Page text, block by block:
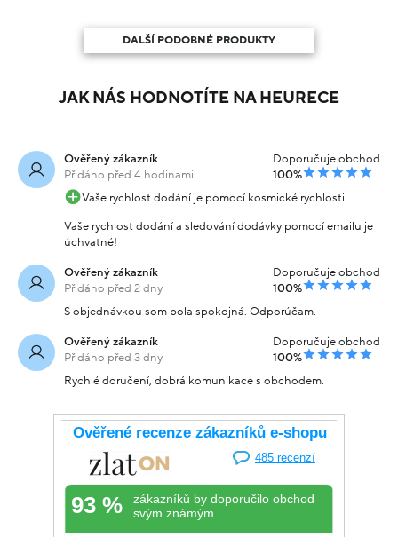
DALŠÍ PODOBNÉ PRODUKTY
JAK NÁS HODNOTÍTE NA HEURECE
Ověřený zákazník
Přidáno před 4 hodinami
Doporučuje obchod
100%
Vaše rychlost dodání je pomocí kosmické rychlosti
Vaše rychlost dodání a sledování dodávky pomocí emailu je
úchvatné!
Ověřený zákazník
Přidáno před 2 dny
Doporučuje obchod
100%
S objednávkou som bola spokojná. Odporúčam.
Ověřený zákazník
Přidáno před 3 dny
Doporučuje obchod
100%
Rychlé doručení, dobrá komunikace s obchodem.